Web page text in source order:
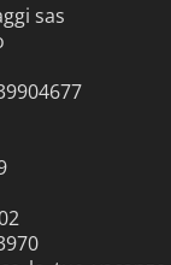
sas